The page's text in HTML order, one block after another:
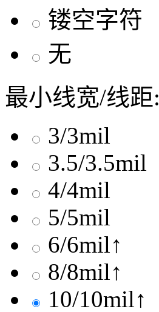
镂空字符
无
最小线宽/线距:
3/3mil
3.5/3.5mil
4/4mil
5/5mil
6/6mil↑
8/8mil↑
10/10mil↑